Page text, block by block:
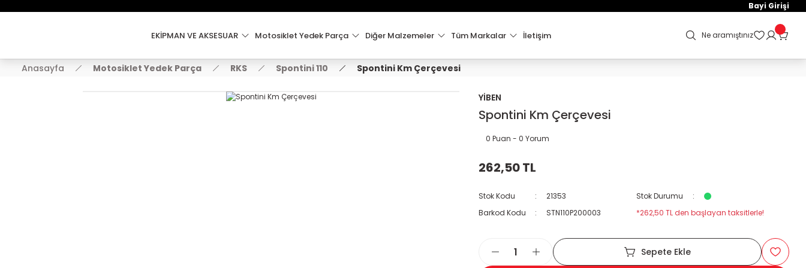
2000 TL VE ÜZERİ KARGO ÜCRETSİZ !
Bayi Girişi
EKİPMAN VE AKSESUAR Motosiklet Yedek Parça Diğer Malzemeler Tüm Markalar İletişim Ne aramıştınız
Anasayfa Motosiklet Yedek Parça RKS Spontini 110 Spontini Km Çerçevesi
YİBEN
Spontini Km Çerçevesi
0 Puan - 0 Yorum
262,50 TL
Stok Kodu 21353
Stok Durumu
Barkod Kodu
STN110P200003 *262,50 TL den başlayan taksitlerle!
Sepete Ekle